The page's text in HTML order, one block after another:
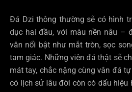
Đá Dzi thông thường sẽ có hình
dục hai đầu, với màu nền nâu –
văn nổi bật như mắt tròn, sọc
tam giác. Những viên đá thật sẽ
mát tay, chắc nặng cùng vân đá
có lịch sử lâu đời còn có dấu hiệu